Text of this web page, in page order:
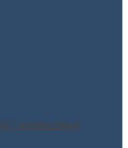
/ costruzioni